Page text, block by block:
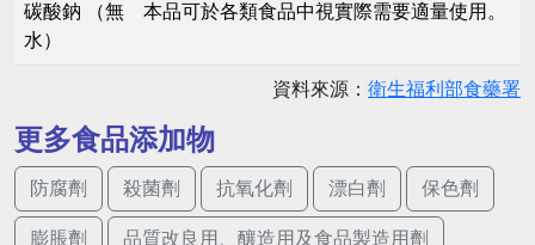
碳酸鈉 （無
水）
本品可於各類食品中視實際需要適量使用。
資料來源： 衛生福利部食藥署
更多食品添加物
防腐劑 殺菌劑 抗氧化劑 漂白劑 保色劑
膨脹劑 品質改良用、釀造用及食品製造用劑